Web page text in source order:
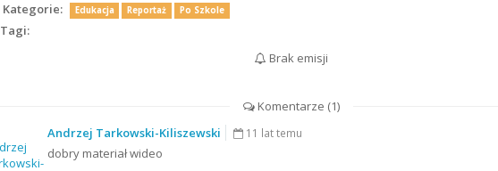
Kategorie:
Edukacja Reportaż Po Szkole
Tagi:
Brak emisji
Komentarze (1)
Andrzej Tarkowski-Kiliszewski
11 lat temu
dobry materiał wideo